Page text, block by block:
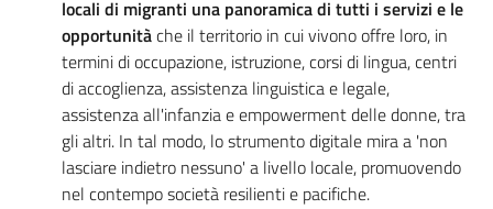
locali di migranti una panoramica di tutti i servizi e le
opportunitàche il territorio in cui vivono offre loro, in
termini di occupazione, istruzione, corsi di lingua, centri
di accoglienza, assistenza linguistica e legale,
assistenza all'infanzia e empowerment delle donne, tra
gli altri. In tal modo, lo strumento digitale mira a 'non
lasciare indietro nessuno' a livello locale, promuovendo
nel contempo società resilienti e pacifiche.